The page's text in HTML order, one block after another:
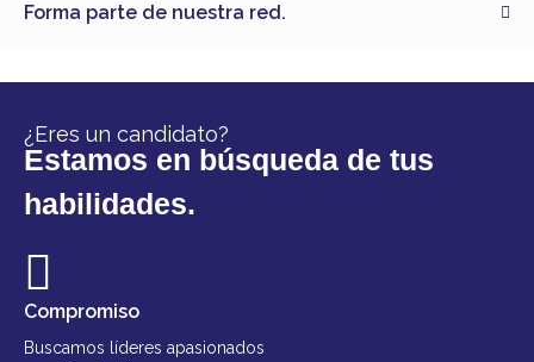
Forma parte de nuestra red.
¿Eres un candidato?
Estamos en búsqueda de tus
habilidades.
Compromiso
Buscamos líderes apasionados